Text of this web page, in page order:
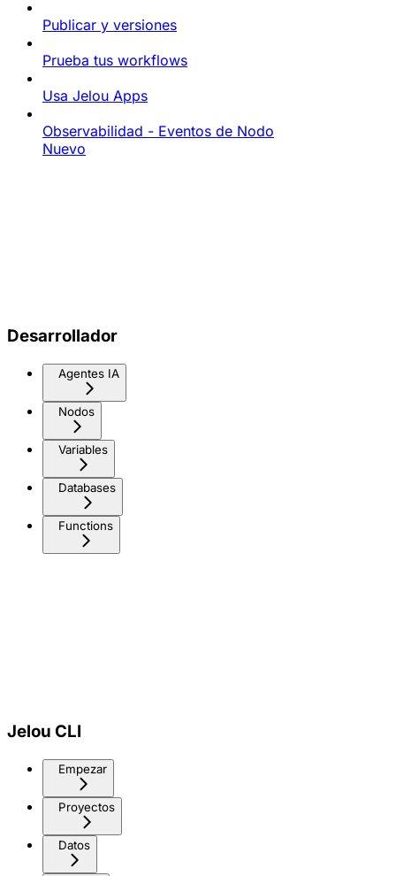
Publicar y versiones
Prueba tus workflows
Usa Jelou Apps
Observabilidad - Eventos de Nodo
Nuevo
Desarrollador
Agentes IA
Nodos
Variables
Databases
Functions
Jelou CLI
Empezar
Proyectos
Datos